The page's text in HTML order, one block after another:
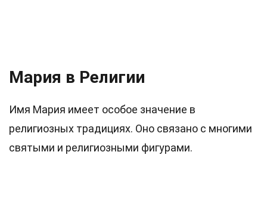
Мария в Религии
Имя Мария имеет особое значение в
религиозных традициях. Оно связано с многими
святыми и религиозными фигурами.